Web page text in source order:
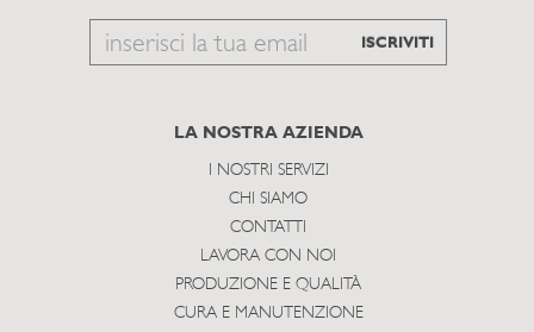
Email
subscribe
ISCRIVITI
LA NOSTRA AZIENDA
I NOSTRI SERVIZI
CHI SIAMO
CONTATTI
LAVORA CON NOI
PRODUZIONE E QUALITÀ
CURA E MANUTENZIONE